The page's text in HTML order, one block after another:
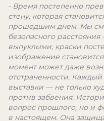
- Время постепенно
стену, которая
прошедшим днем. Мы
безопасного
выпуклыми, краски
изображение
момент может даже
отстраненности.
выставки — не только
против забвения.
вопрос прошлого, но и
в настоящем. Она